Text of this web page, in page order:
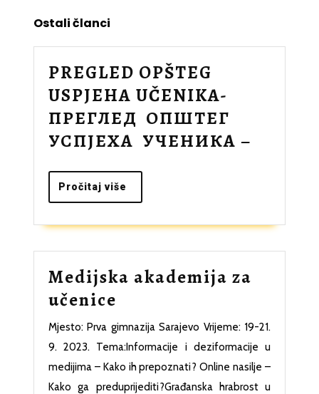
Ostali članci
PREGLED OPŠTEG
USPJEHA UČENIKA-
ПРЕГЛЕД ОПШТЕГ
УСПЈЕХА УЧЕНИКА –
–
Pročitaj više
više
Medijska akademija za
učenice
akademija
za
učenice
Mjesto: Prva gimnazija Sarajevo Vrijeme: 19-21.
9. 2023. Tema:Informacije i deziformacije u
medijima – Kako ih prepoznati? Online nasilje –
Kako ga preduprijediti?Građanska hrabrost u